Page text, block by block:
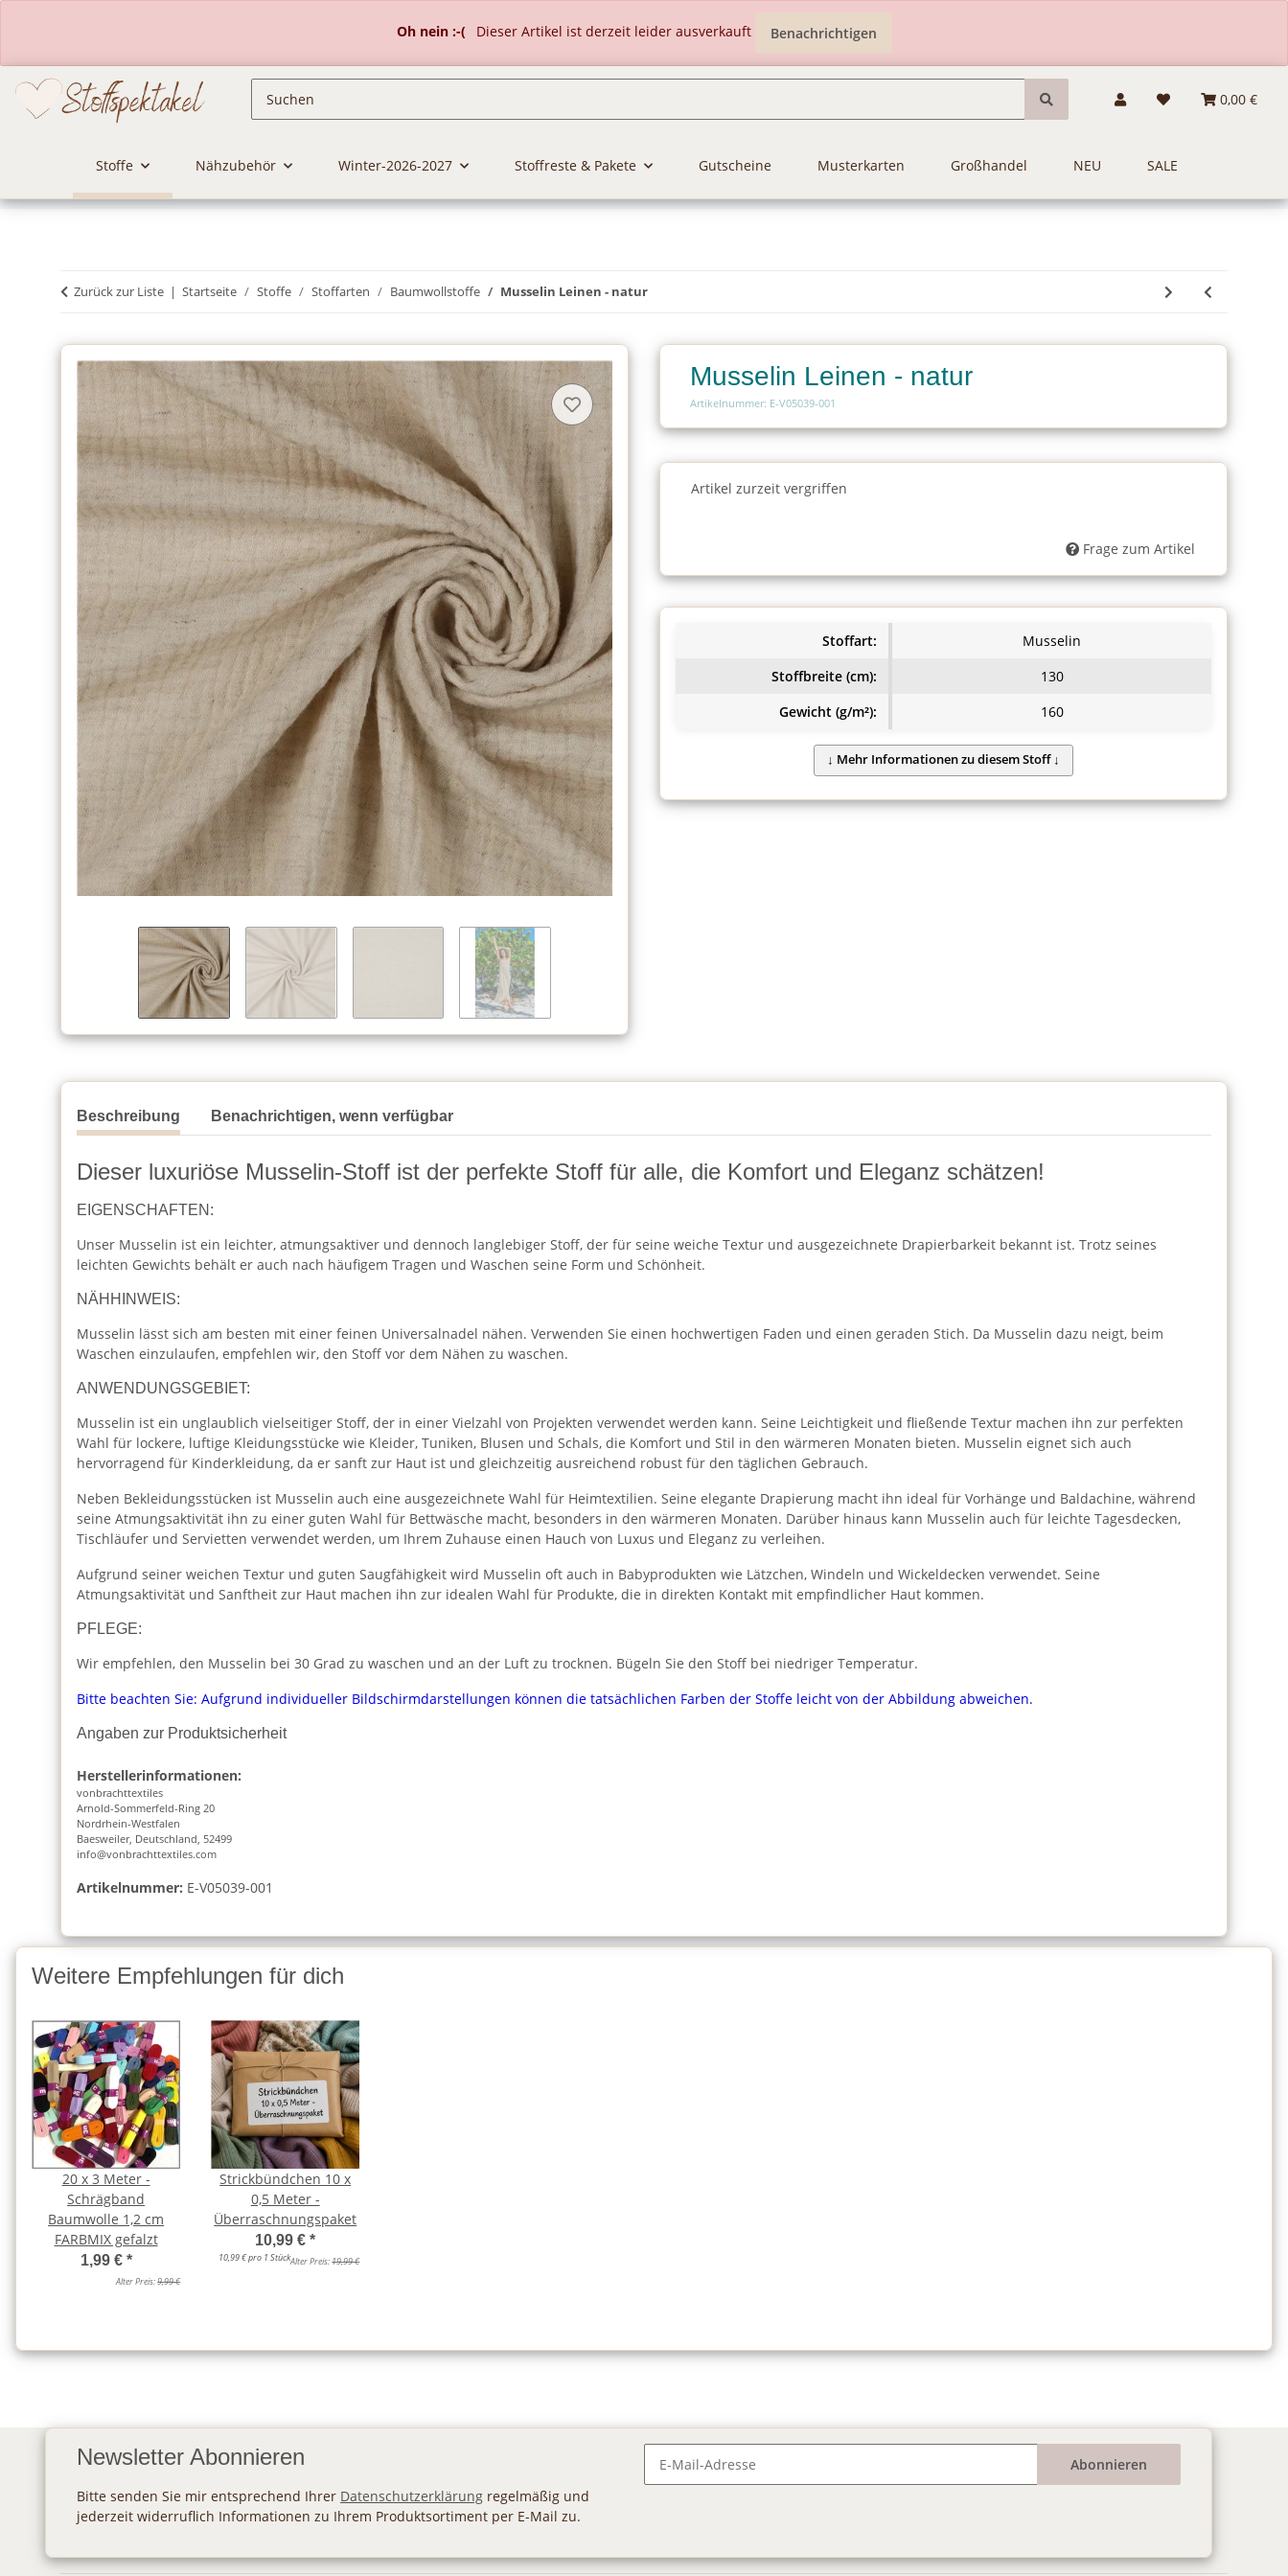
Oh nein :-( Dieser Artikel ist derzeit leider ausverkauft Benachrichtigen
0,00 €
Stoffe Nähzubehör Winter-2026-2027 Stoffreste & Pakete Gutscheine Musterkarten Großhandel NEU SALE
Zurück zur Liste Startseite Stoffe Stoffarten Baumwollstoffe Musselin Leinen - natur
Musselin Leinen - natur
Artikelnummer: E-V05039-001
Charge
ChargeArtikel zurzeit vergriffen
Frage zum Artikel
Stoffart:
Musselin
Stoffbreite (cm):
130
Gewicht (g/m²):
160
Beschreibung Benachrichtigen, wenn verfügbar
Dieser luxuriöse Musselin-Stoff ist der perfekte Stoff für alle, die Komfort und Eleganz schätzen!
EIGENSCHAFTEN:
Unser Musselin ist ein leichter, atmungsaktiver und dennoch langlebiger Stoff, der für seine weiche Textur und ausgezeichnete Drapierbarkeit bekannt ist. Trotz seines
leichten Gewichts behält er auch nach häufigem Tragen und Waschen seine Form und Schönheit.
NÄHHINWEIS:
Musselin lässt sich am besten mit einer feinen Universalnadel nähen. Verwenden Sie einen hochwertigen Faden und einen geraden Stich. Da Musselin dazu neigt, beim
Waschen einzulaufen, empfehlen wir, den Stoff vor dem Nähen zu waschen.
ANWENDUNGSGEBIET:
Musselin ist ein unglaublich vielseitiger Stoff, der in einer Vielzahl von Projekten verwendet werden kann. Seine Leichtigkeit und fließende Textur machen ihn zur perfekten
Wahl für lockere, luftige Kleidungsstücke wie Kleider, Tuniken, Blusen und Schals, die Komfort und Stil in den wärmeren Monaten bieten. Musselin eignet sich auch
hervorragend für Kinderkleidung, da er sanft zur Haut ist und gleichzeitig ausreichend robust für den täglichen Gebrauch.
Neben Bekleidungsstücken ist Musselin auch eine ausgezeichnete Wahl für Heimtextilien. Seine elegante Drapierung macht ihn ideal für Vorhänge und Baldachine, während
seine Atmungsaktivität ihn zu einer guten Wahl für Bettwäsche macht, besonders in den wärmeren Monaten. Darüber hinaus kann Musselin auch für leichte Tagesdecken,
Tischläufer und Servietten verwendet werden, um Ihrem Zuhause einen Hauch von Luxus und Eleganz zu verleihen.
Aufgrund seiner weichen Textur und guten Saugfähigkeit wird Musselin oft auch in Babyprodukten wie Lätzchen, Windeln und Wickeldecken verwendet. Seine
Atmungsaktivität und Sanftheit zur Haut machen ihn zur idealen Wahl für Produkte, die in direkten Kontakt mit empfindlicher Haut kommen.
PFLEGE:
Wir empfehlen, den Musselin bei 30 Grad zu waschen und an der Luft zu trocknen. Bügeln Sie den Stoff bei niedriger Temperatur.
Bitte beachten Sie: Aufgrund individueller Bildschirmdarstellungen können die tatsächlichen Farben der Stoffe leicht von der Abbildung abweichen.
Angaben zur Produktsicherheit
Herstellerinformationen:
vonbrachttextiles
Arnold-Sommerfeld-Ring 20
Nordrhein-Westfalen
Baesweiler, Deutschland, 52499
info@vonbrachttextiles.com
Artikelnummer: E-V05039-001
Weitere Empfehlungen für dich
20 x 3 Meter -
Schrägband
Baumwolle 1,2 cm
FARBMIX gefalzt
1,99 € *
Alter Preis:9,99 €
Strickbündchen 10 x
0,5 Meter -
Überraschnungspaket
10,99 €*
10,99 € pro 1 StückAlter Preis:19,99 €
Newsletter Abonnieren
Bitte senden Sie mir entsprechend Ihrer Datenschutzerklärung regelmäßig und
jederzeit widerruflich Informationen zu Ihrem Produktsortiment per E-Mail zu.
Abonnieren